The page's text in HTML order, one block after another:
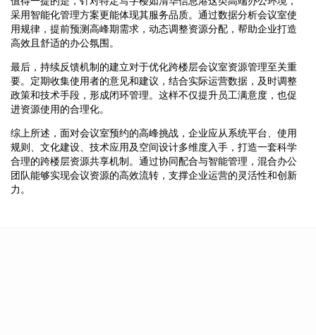
采用智能化管理方案更能体现其服务品质。通过数据分析会议室使
用规律，提前预测高峰期需求，动态调整资源分配，帮助企业打造
高效且舒适的办公氛围。
最后，持续反馈机制的建立对于优化跨楼层会议室资源管理至关重
要。定期收集使用者的意见和建议，结合实际运营数据，及时调整
政策和技术手段，形成闭环管理。这样不仅提升员工满意度，也促
进资源使用的合理化。
综上所述，面对会议室预约的高峰挑战，企业应从系统平台、使用
规则、文化建设、技术应用及空间设计多维度入手，打造一套科学
合理的跨楼层资源共享机制。通过协同配合与智能管理，混合办公
团队能够实现会议资源的高效流转，支撑企业运营的灵活性和创新
力。